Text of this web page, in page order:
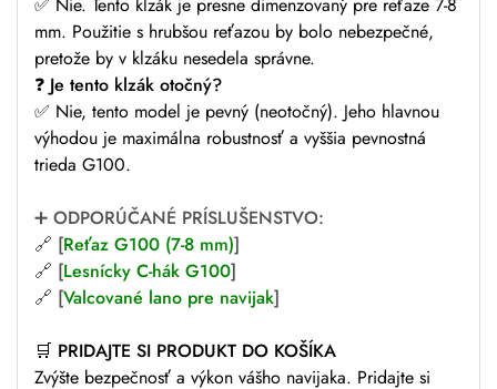
✅ Nie. Tento klzák je presne dimenzovaný pre reťaze 7-8
mm. Použitie s hrubšou reťazou by bolo nebezpečné,
pretože by v klzáku nesedela správne.
❓ Je tento klzák otočný?
✅ Nie, tento model je pevný (neotočný). Jeho hlavnou
výhodou je maximálna robustnosť a vyššia pevnostná
trieda G100.
➕ ODPORÚČANÉ PRÍSLUŠENSTVO:
🔗 [Reťaz G100 (7-8 mm)]
🔗 [Lesnícky C-hák G100]
🔗 [Valcované lano pre navijak]
🛒 PRIDAJTE SI PRODUKT DO KOŠÍKA
Zvýšte bezpečnosť a výkon vášho navijaka. Pridajte si